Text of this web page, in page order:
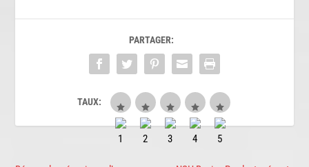
PARTAGER:
TAUX: